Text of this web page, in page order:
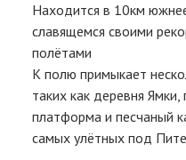
ВЫЕЗДЫ
INFO
ВХОД
КОНТАКТЫ
Находится в 10км
славящемся своими
полётами
К полю примыкает
таких как деревня
платформа и песчаный
самых улётных под